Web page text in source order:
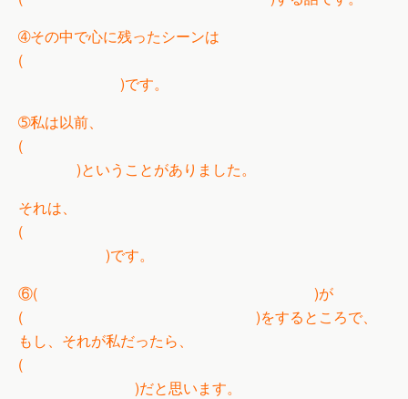
➃その中で心に残ったシーンは
(
)です。
➄私は以前、
(
)ということがありました。
それは、
(
)です。
⑥( )が
( )をするところで、
もし、それが私だったら、
(
)だと思います。